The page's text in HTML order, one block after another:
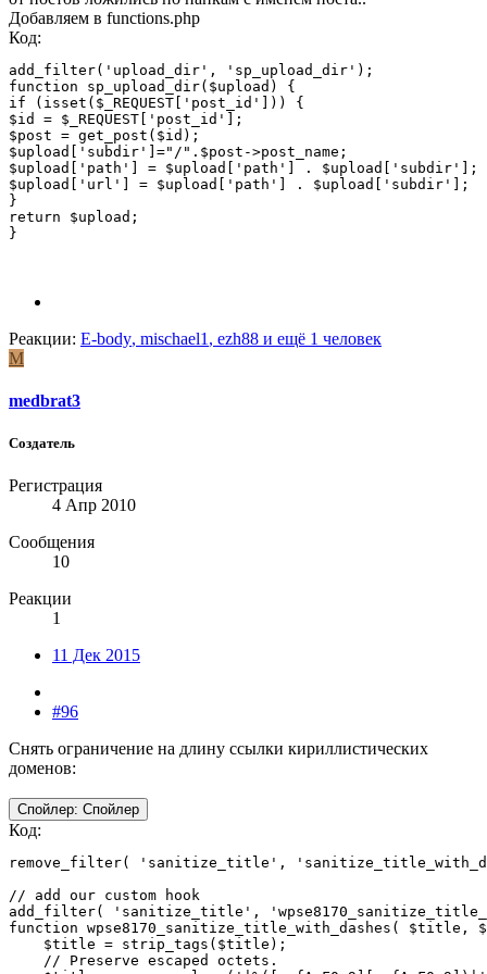
Добавляем в functions.php
Код:
add_filter('upload_dir', 'sp_upload_dir');
function sp_upload_dir($upload) {
if (isset($_REQUEST['post_id'])) {
$id = $_REQUEST['post_id'];
$post = get_post($id);
$upload['subdir']="/".$post->post_name;
$upload['path'] = $upload['path'] . $upload['subdir'];
$upload['url'] = $upload['path'] . $upload['subdir'];
}
return $upload;
}
Реакции: E-body, mischael1 , ezh88 и ещё 1 человек
M
medbrat3
Создатель
Регистрация
4 Апр 2010
Сообщения
10
Реакции
1
11 Дек 2015
#96
Снять ограничение на длину ссылки кириллистических
доменов:
Спойлер: Спойлер
Код:
remove_filter( 'sanitize_title',
// add our custom hook
add_filter( 'sanitize_title',
function wpse8170_sanitize_title_with_dashes(
    $title = strip_tags($title);
    // Preserve escaped octets.